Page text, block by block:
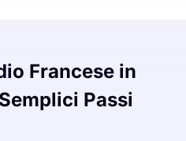
Francese in
Passi